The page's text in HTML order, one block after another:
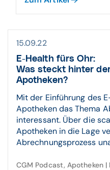
15.09.22
E-Health fürs Ohr:
Was steckt hinter
Apotheken?
Mit der Einführung des
Apotheken das Thema
interessant. Über die
Apotheken in die Lage
Abrechnungsprozess
CGM Podcast, Apotheken